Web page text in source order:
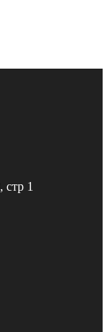
стр 1